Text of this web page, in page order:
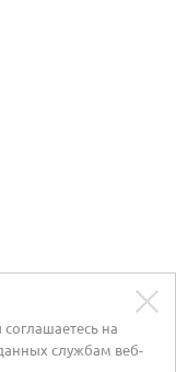
на
службам веб-